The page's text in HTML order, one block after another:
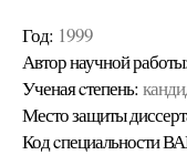
Год: 1999
Автор научной работы:
Ученая cтепень:
Место защиты
Код cпециальности